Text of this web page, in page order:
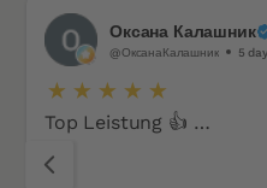
Оксана Калашник
@ОксанаКалашник 5
Top Leistung 👍 …